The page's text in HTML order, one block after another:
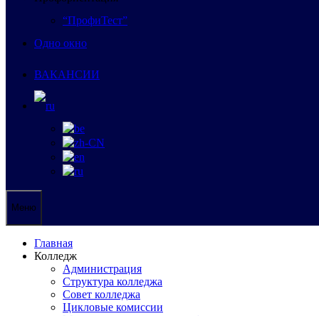
“ПрофиТест”
Одно окно
ВАКАНСИИ
Меню
Главная
Колледж
Администрация
Структура колледжа
Совет колледжа
Цикловые комиссии